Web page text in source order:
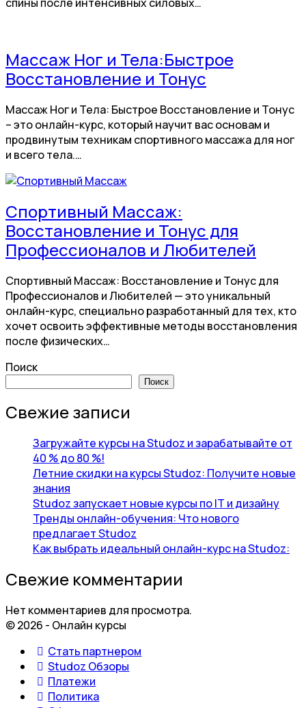
Массаж Ног и Тела:Быстрое
Восстановление и Тонус
Массаж Ног и Тела: Быстрое Восстановление и Тонус
– это онлайн-курс, который научит вас основам и
продвинутым техникам спортивного массажа для ног
и всего тела.…
Спортивный Массаж:
Восстановление и Тонус для
Профессионалов и Любителей
Спортивный Массаж: Восстановление и Тонус для
Профессионалов и Любителей — это уникальный
онлайн-курс, специально разработанный для тех, кто
хочет освоить эффективные методы восстановления
после физических…
Поиск
Поиск
Свежие записи
Загружайте курсы на Studoz и зарабатывайте от
40 % до 80 %!
Летние скидки на курсы Studoz: Получите новые
знания
Studoz запускает новые курсы по IT и дизайну
Тренды онлайн-обучения: Что нового
предлагает Studoz
Как выбрать идеальный онлайн-курс на Studoz:
Свежие комментарии
Нет комментариев для просмотра.
© 2026 - Онлайн курсы
Стать партнером
Studoz Обзоры
Платежи
Политика